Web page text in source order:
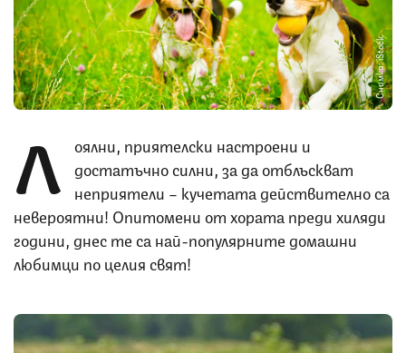
Снимка: iStock
Л
оялни, приятелски настроени и
достатъчно силни, за да отблъскват
неприятели – кучетата действително са
невероятни! Опитомени от хората преди хиляди
години, днес те са най-популярните домашни
любимци по целия свят!